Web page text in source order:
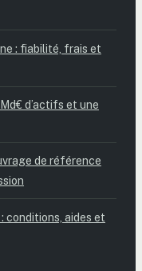
: fiabilité, frais et
d’actifs et une
de référence
conditions, aides et